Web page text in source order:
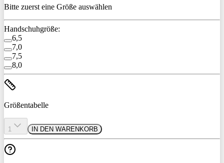
Bitte zuerst eine Größe auswählen
Handschuhgröße:
6,5
7,0
7,5
8,0
Größentabelle
1 IN DEN WARENKORB